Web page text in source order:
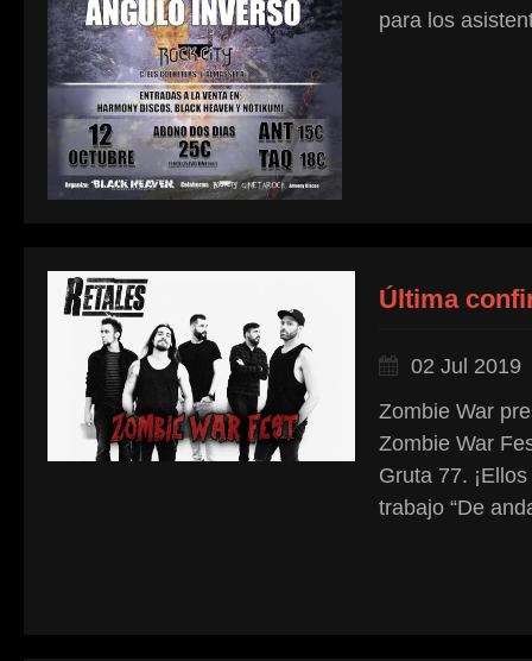
para los
Última
02 Jul 2019
Zombie War
Zombie War
Gruta 77.
trabajo “De